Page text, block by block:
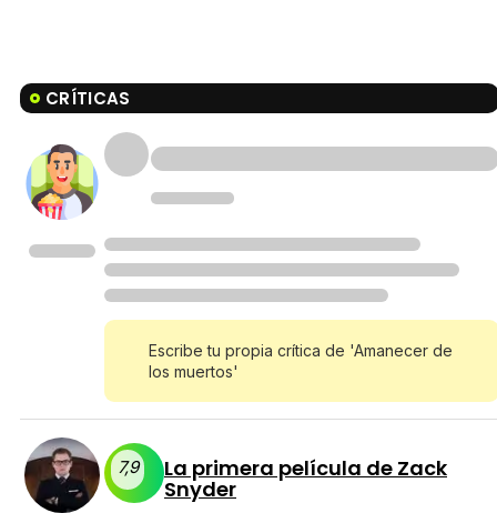
CRÍTICAS
Escribe tu propia crítica de 'Amanecer de
los muertos'
7,9 La primera película de Zack
Snyder